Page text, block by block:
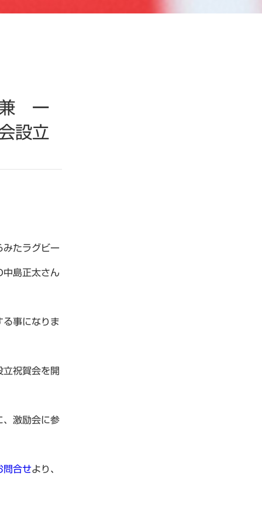
兼 一
設立
みたラグビー
中島正太さん
る事になりま
祝賀会を開
、激励会に参
問合せより、